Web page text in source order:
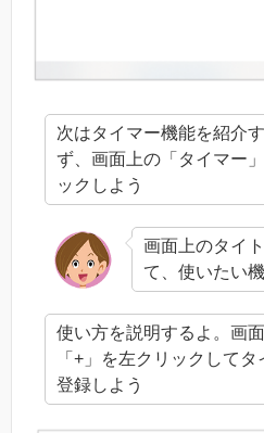
次はタイマー機能を紹介
ず、画面上の「タイマー
ックしよう
画面上のタイ
て、使いたい
使い方を説明するよ。画
「+」を左クリックしてタ
登録しよう